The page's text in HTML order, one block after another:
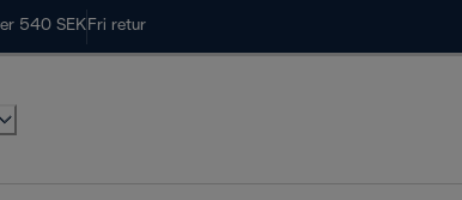
540 SEK Fri retur